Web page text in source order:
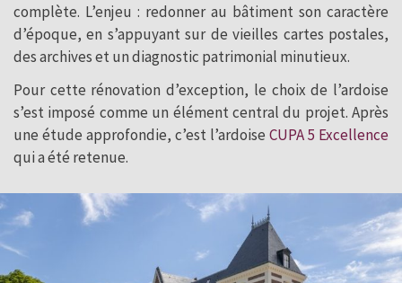
complète. L’enjeu : redonner au bâtiment son caractère
d’époque, en s’appuyant sur de vieilles cartes postales,
des archives et un diagnostic patrimonial minutieux.
Pour cette rénovation d’exception, le choix de l’ardoise
s’est imposé comme un élément central du projet. Après
une étude approfondie, c’est l’ardoise CUPA 5 Excellence
qui a été retenue.